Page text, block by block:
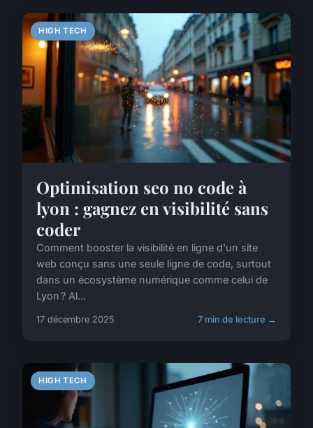
HIGH TECH
Optimisation seo no code à
lyon : gagnez en visibilité sans
coder
Comment booster la visibilité en ligne d'un site
web conçu sans une seule ligne de code, surtout
dans un écosystème numérique comme celui de
Lyon ? Al...
17 décembre 2025 7 min de lecture →
HIGH TECH